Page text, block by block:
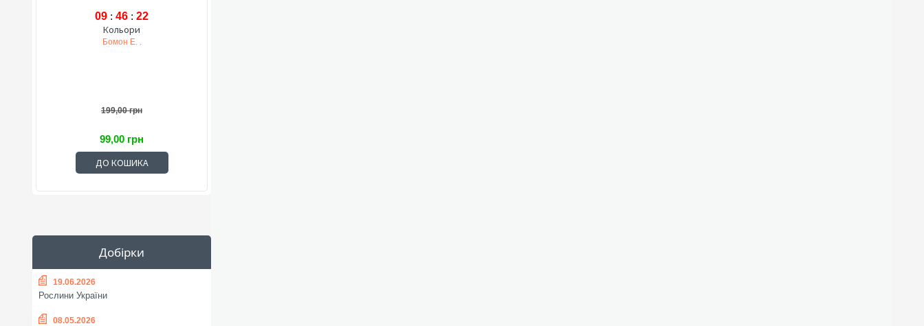
09 : 46 : 21
Кольори
Бомон Е. .
199,00 грн
99,00 грн
ДО КОШИКА
Добірки
19.06.2026
Рослини України
08.05.2026